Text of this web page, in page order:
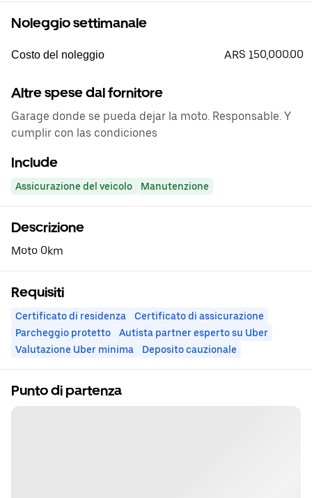
Noleggio settimanale
Costo del noleggio ARS 150,000.00
Altre spese dal fornitore
Garage donde se pueda dejar la moto. Responsable. Y
cumplir con las condiciones
Include
Assicurazione del veicolo Manutenzione
Descrizione
Moto 0km
Requisiti
Certificato di residenza
Certificato di assicurazione
Parcheggio protetto
Autista partner esperto su Uber
Valutazione Uber minima
Deposito cauzionale
Punto di partenza